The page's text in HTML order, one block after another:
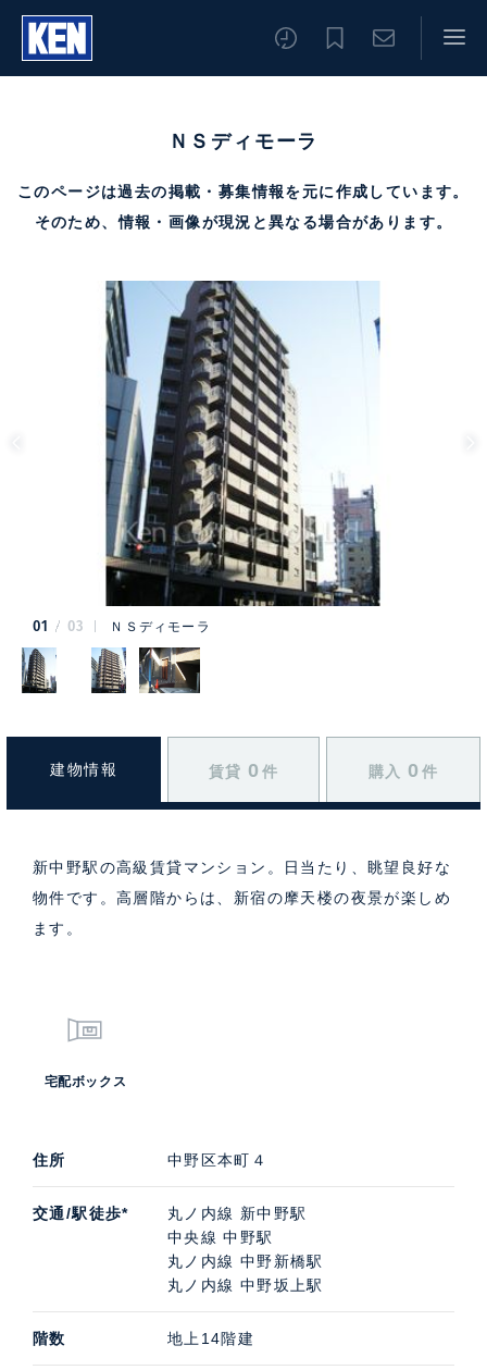
ＮＳディモーラ
このページは過去の掲載・募集情報を元に作成しています。
そのため、情報・画像が現況と異なる場合があります。
01 03 ＮＳディモーラ
建物情報 賃貸 0 件 購入 0 件
新中野駅の高級賃貸マンション。日当たり、眺望良好な
物件です。高層階からは、新宿の摩天楼の夜景が楽しめ
ます。
宅配ボックス
住所 中野区本町４
交通/駅徒歩*
丸ノ内線 新中野駅
中央線 中野駅
丸ノ内線 中野新橋駅
丸ノ内線 中野坂上駅
階数 地上14階建